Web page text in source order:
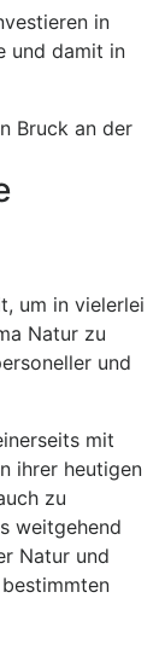
in
und damit in
um in vielerlei
Natur zu
und
mit
ihrer heutigen
zu
weitgehend
Natur und